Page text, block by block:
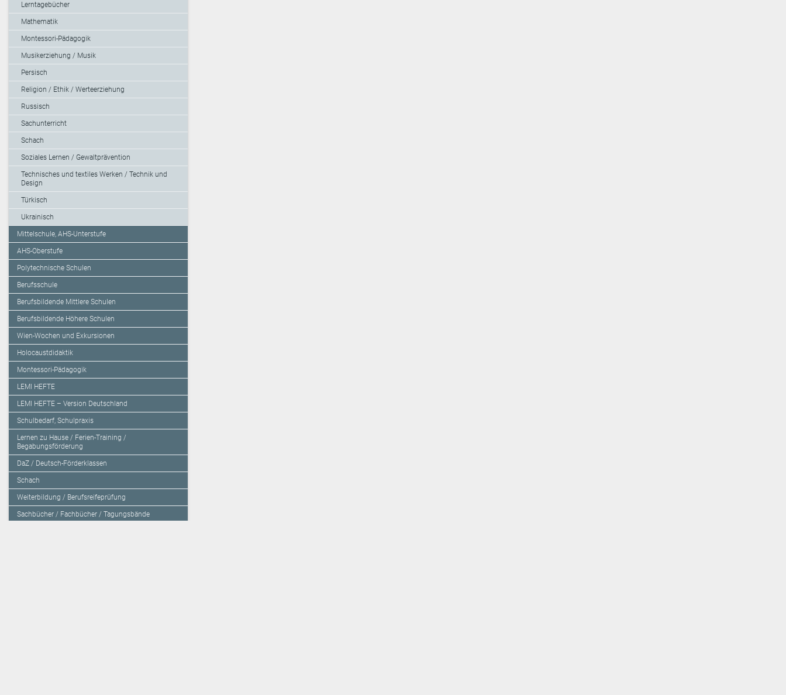
Lerntagebücher
Mathematik
Montessori-Pädagogik
Musikerziehung / Musik
Persisch
Religion / Ethik / Werteerziehung
Russisch
Sachunterricht
Schach
Soziales Lernen / Gewaltprävention
Technisches und textiles Werken / Technik und
Design
Türkisch
Ukrainisch
Mittelschule, AHS-Unterstufe
AHS-Oberstufe
Polytechnische Schulen
Berufsschule
Berufsbildende Mittlere Schulen
Berufsbildende Höhere Schulen
Wien-Wochen und Exkursionen
Holocaustdidaktik
Montessori-Pädagogik
LEMI HEFTE
LEMI HEFTE – Version Deutschland
Schulbedarf, Schulpraxis
Lernen zu Hause / Ferien-Training /
Begabungsförderung
DaZ / Deutsch-Förderklassen
Schach
Weiterbildung / Berufsreifeprüfung
Sachbücher / Fachbücher / Tagungsbände